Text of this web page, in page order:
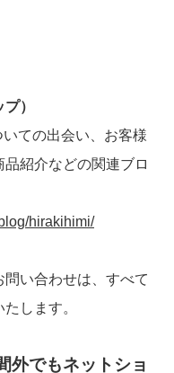
）
ての出会い、お客様
紹介などの関連ブロ
hirakihimi/
い合わせは、すべて
します。
外でもネットショ